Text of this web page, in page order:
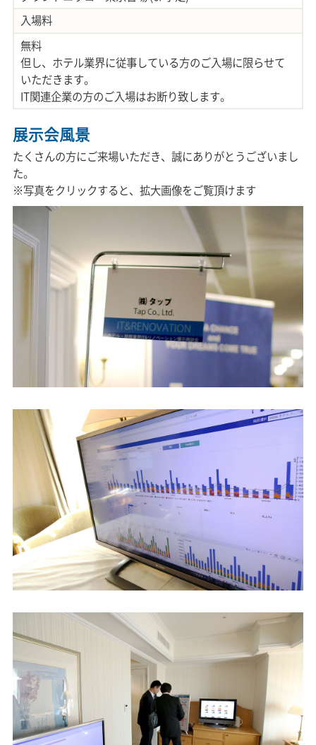
入場料
無料
但し、ホテル業界に従事している方のご入場に限らせて
いただきます。
IT関連企業の方のご入場はお断り致します。
展示会風景
たくさんの方にご来場いただき、誠にありがとうございまし
た。
※写真をクリックすると、拡大画像をご覧頂けます